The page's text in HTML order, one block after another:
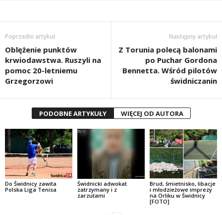
Poprzedni artykuł
Oblężenie punktów
krwiodawstwa. Ruszyli na
pomoc 20-letniemu
Grzegorzowi
Następny artykuł
Z Torunia polecą balonami
po Puchar Gordona
Bennetta. Wśród pilotów
świdniczanin
PODOBNE ARTYKUŁY WIĘCEJ OD AUTORA
Do Świdnicy zawita
Polska Liga Tenisa
Świdnicki adwokat
zatrzymany i z
zarzutami
Brud, śmietnisko, libacje
i młodzieżowe imprezy
na Orliku w Świdnicy
[FOTO]